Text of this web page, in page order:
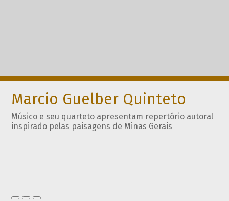
Marcio Guelber Quinteto
Músico e seu quarteto apresentam repertório autoral
inspirado pelas paisagens de Minas Gerais